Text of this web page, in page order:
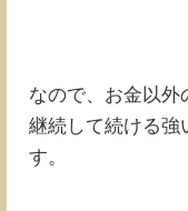
なので、お金以外
継続して続ける強
す。